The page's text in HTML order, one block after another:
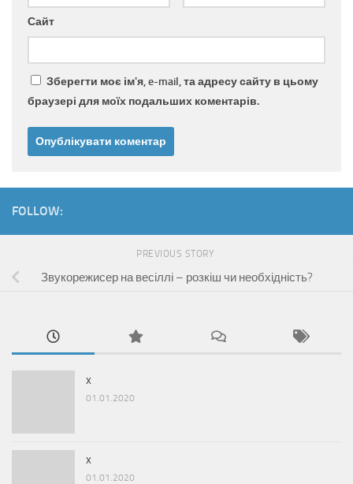
Сайт
Зберегти моє ім'я, e-mail, та адресу сайту в цьому
браузері для моїх подальших коментарів.
FOLLOW:
PREVIOUS STORY
Звукорежисер на весіллі – розкіш чи необхідність?
x
01.01.2020
x
01.01.2020